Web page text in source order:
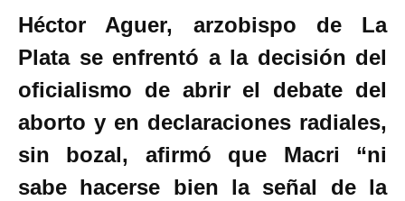
ce
b
o
o
k
er
at
s
A
p
p
ail
m
p
ar
tir
Héctor Aguer, arzobispo de La
Plata se enfrentó a la decisión del
oficialismo de abrir el debate del
aborto y en declaraciones radiales,
sin bozal, afirmó que Macri “ni
sabe hacerse bien la señal de la